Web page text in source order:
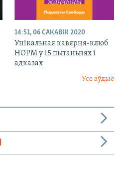
14:51, 06 САКАВІК 2020
Унікальная кавярня-клюб
НОРМ у 15 пытаньнях і
адказах
Усе аўдыё